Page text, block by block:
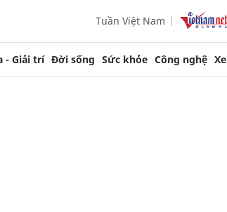
Tuần Việt Nam
- Giải trí Đời sống Sức khỏe Công nghệ Xe